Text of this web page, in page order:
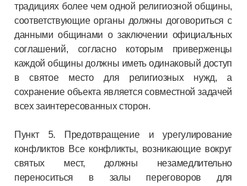
традициях более чем одной религиозной общины,
соответствующие органы должны договориться с
данными общинами о заключении официальных
соглашений, согласно которым приверженцы
каждой общины должны иметь одинаковый доступ
в святое место для религиозных нужд, а
сохранение объекта является совместной задачей
всех заинтересованных сторон.
Пункт 5. Предотвращение и урегулирование
конфликтов Все конфликты, возникающие вокруг
святых мест, должны незамедлительно
переноситься в залы переговоров для